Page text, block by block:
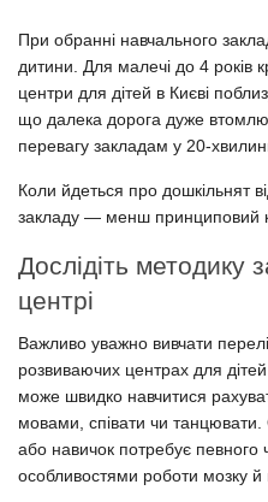
При обранні навчального
дитини. Для малечі до 4 років
центри для дітей в Києві
що далека дорога дуже
перевагу закладам у 20-
Коли йдеться про дошкільнят
закладу — менш принциповий
Дослідіть методику
центрі
Важливо уважно вивчати
розвиваючих центрах для
може швидко навчитися
мовами, співати чи
або навичок потребує
особливостями роботи мозку й